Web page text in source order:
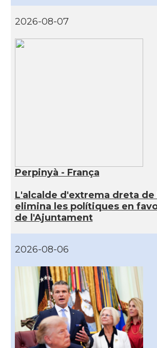
2026-08-07
Perpinyà - França
L'alcalde d'extrema dreta de
elimina les polítiques en
de l'Ajuntament
2026-08-06